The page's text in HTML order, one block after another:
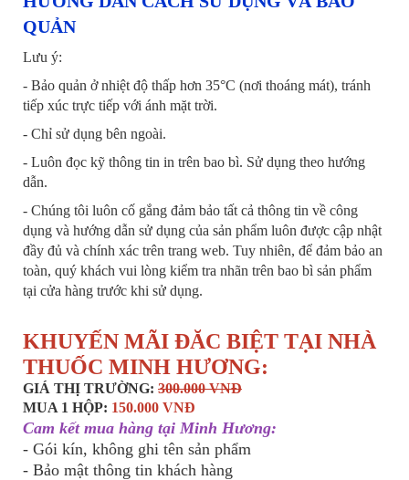
QUẢN
Lưu ý:
- Bảo quản ở nhiệt độ thấp hơn 35°C (nơi thoáng mát), tránh
tiếp xúc trực tiếp với ánh mặt trời.
- Chỉ sử dụng bên ngoài.
- Luôn đọc kỹ thông tin in trên bao bì. Sử dụng theo hướng
dẫn.
- Chúng tôi luôn cố gắng đảm bảo tất cả thông tin về công
dụng và hướng dẫn sử dụng của sản phẩm luôn được cập nhật
đầy đủ và chính xác trên trang web. Tuy nhiên, để đảm bảo an
toàn, quý khách vui lòng kiểm tra nhãn trên bao bì sản phẩm
tại cửa hàng trước khi sử dụng.
KHUYẾN MÃI ĐĂC BIỆT TẠI NHÀ
THUỐC MINH HƯƠNG:
GIÁ THỊ TRƯỜNG: 300.000 VNĐ
MUA 1 HỘP: 150.000 VNĐ
Cam kết mua hàng tại Minh Hương:
- Gói kín, không ghi tên sản phẩm
- Bảo mật thông tin khách hàng